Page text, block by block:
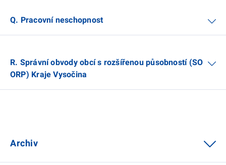
Q. Pracovní neschopnost
R. Správní obvody obcí s rozšířenou působností (SO
ORP) Kraje Vysočina
Archiv